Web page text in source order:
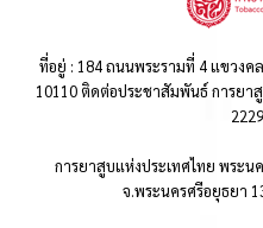
ที่อยู่ : 184 ถนนพระรามที่ 4 แขวงค
10110 ติดต่อประชาสัมพันธ์ การยา
การยาสูบแห่งประเทศไทย พระน
จ.พระนครศรีอยุธยา